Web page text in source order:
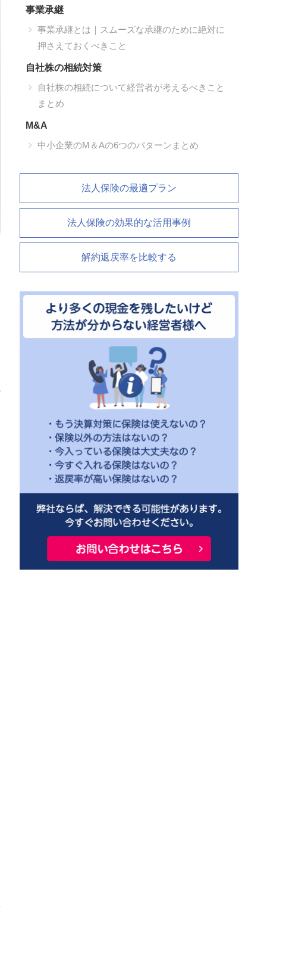
事業承継
事業承継とは｜スムーズな承継のために絶対に
押さえておくべきこと
自社株の相続対策
自社株の相続について経営者が考えるべきこと
まとめ
M&A
中小企業のM＆Aの6つのパターンまとめ
法人保険の最適プラン
法人保険の効果的な活用事例
解約返戻率を比較する